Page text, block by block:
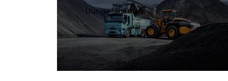
Uurige lähemalt